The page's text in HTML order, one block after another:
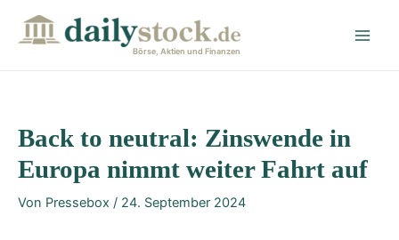
Börse, Aktien und Finanzen
Back to neutral: Zinswende in
Europa nimmt weiter Fahrt auf
Von Pressebox / 24. September 2024